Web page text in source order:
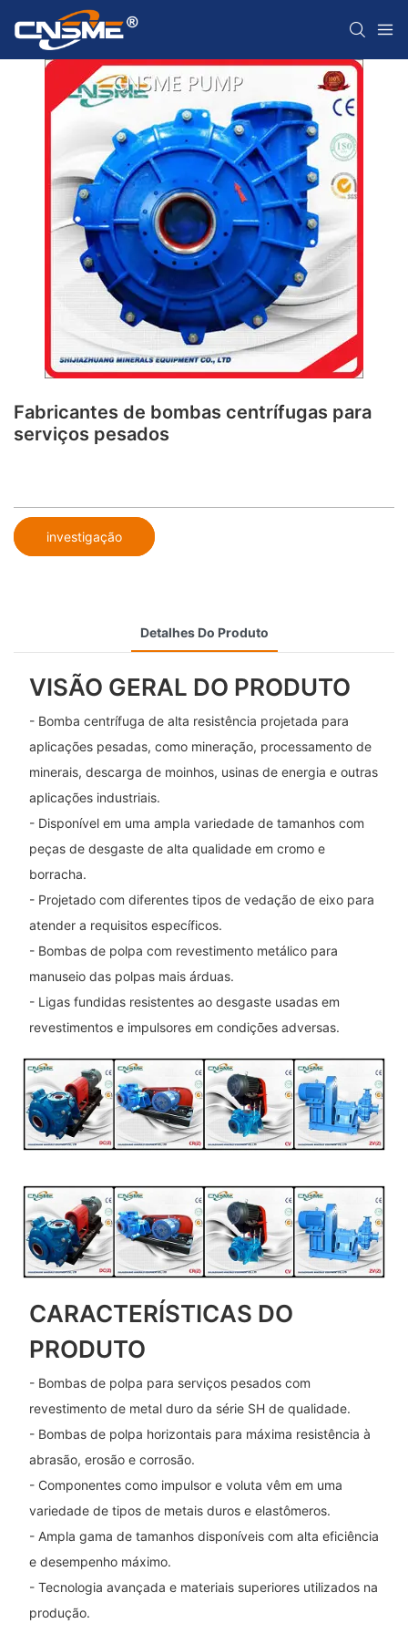
Fabricantes de bombas centrífugas para
serviços pesados
investigação
Detalhes Do Produto
VISÃO GERAL DO PRODUTO
- Bomba centrífuga de alta resistência projetada para
aplicações pesadas, como mineração, processamento de
minerais, descarga de moinhos, usinas de energia e outras
aplicações industriais.
- Disponível em uma ampla variedade de tamanhos com
peças de desgaste de alta qualidade em cromo e
borracha.
- Projetado com diferentes tipos de vedação de eixo para
atender a requisitos específicos.
- Bombas de polpa com revestimento metálico para
manuseio das polpas mais árduas.
- Ligas fundidas resistentes ao desgaste usadas em
revestimentos e impulsores em condições adversas.
CARACTERÍSTICAS DO
PRODUTO
- Bombas de polpa para serviços pesados ​​com
revestimento de metal duro da série SH de qualidade.
- Bombas de polpa horizontais para máxima resistência à
abrasão, erosão e corrosão.
- Componentes como impulsor e voluta vêm em uma
variedade de tipos de metais duros e elastômeros.
- Ampla gama de tamanhos disponíveis com alta eficiência
e desempenho máximo.
- Tecnologia avançada e materiais superiores utilizados na
produção.